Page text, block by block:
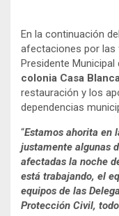
En la continuación
afectaciones por las
Presidente Municipal
colonia Casa
restauración y los
dependencias
“Estamos ahorita en
justamente algunas
afectadas la noche
está trabajando, el
equipos de las
Protección Civil,